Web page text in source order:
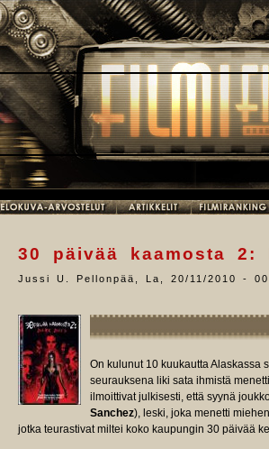
30 päivää kaamosta 2:
Jussi U. Pellonpää La, 20/11/2010 -
On kulunut 10 kuukautta Alaskassa
seurauksena liki sata ihmistä
ilmoittivat julkisesti, että syynä
Sanchez), leski, joka menetti
jotka teurastivat miltei koko kaupungin 30 päivää